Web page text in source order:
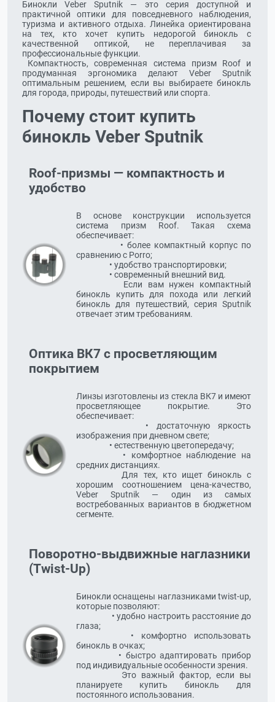
Бинокли Veber Sputnik — это серия доступной и
практичной оптики для повседневного наблюдения,
туризма и активного отдыха. Линейка ориентирована
на тех, кто хочет купить недорогой бинокль с
качественной оптикой, не переплачивая за
профессиональные функции.
продуманная эргономика делают Veber Sputnik
оптимальным решением, если вы выбираете бинокль
для города, природы, путешествий или спорта.
Почему стоит купить
бинокль Veber Sputnik
Roof-призмы — компактность и
удобство
В основе конструкции используется
система призм Roof. Такая схема
обеспечивает:
сравнению с Porro;
бинокль купить для похода или легкий
бинокль для путешествий, серия Sputnik
отвечает этим требованиям.
Оптика ВК7 с просветляющим
покрытием
Линзы изготовлены из стекла ВК7 и имеют
просветляющее покрытие. Это
обеспечивает:
изображения при дневном свете;
средних дистанциях.
хорошим соотношением цена-качество,
Veber Sputnik — один из самых
востребованных вариантов в бюджетном
сегменте.
Поворотно-выдвижные наглазники
(Twist-Up)
Бинокли оснащены наглазниками twist-up,
которые позволяют:
глаза;
бинокль в очках;
под индивидуальные особенности зрения.
планируете купить бинокль для
постоянного использования.